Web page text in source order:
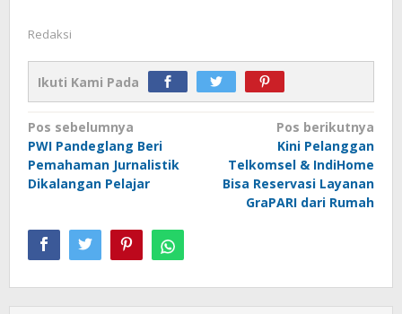
Redaksi
Ikuti Kami Pada
Navigasi
pos
Pos sebelumnya
PWI Pandeglang Beri
Pemahaman Jurnalistik
Dikalangan Pelajar
Pos berikutnya
Kini Pelanggan
Telkomsel & IndiHome
Bisa Reservasi Layanan
GraPARI dari Rumah